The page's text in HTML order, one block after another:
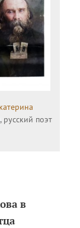
, русский поэт
в